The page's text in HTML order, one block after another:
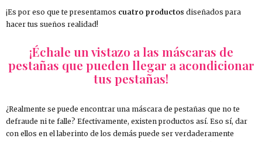
¡Es por eso que te presentamos cuatro productos diseñados para
hacer tus sueños realidad!
¡Échale un vistazo a las máscaras de
pestañas que pueden llegar a acondicionar
tus pestañas!
¿Realmente se puede encontrar una máscara de pestañas que no te
defraude ni te falle? Efectivamente, existen productos así. Eso sí, dar
con ellos en el laberinto de los demás puede ser verdaderamente